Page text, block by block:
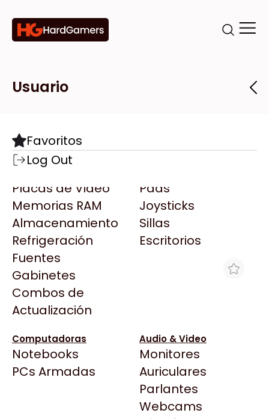
Categorías
Componentes
Motherboards
Microprocesadores
Placas de Video
Memorias RAM
Almacenamiento
Refrigeración
Fuentes
Gabinetes
Combos de
Actualización
Pads
Joysticks
Sillas
Escritorios
Computadoras
Notebooks
PCs Armadas
Audio & Video
Monitores
Auriculares
Parlantes
Webcams
Marcas
Todas las Marcas
AMD
AULA
Acer
Adata
AeroCool
Antec
Arkham
Asrock
BenQ
CX
Cooler Master
Tiendas
Destacadas
Todas las Tiendas
Usuario
Favoritos
Log Out
IMPRESORA TERMICA OCOM 80MM
USB+RS232+LAN
$101.593
Ver producto en la página de Max Tecno